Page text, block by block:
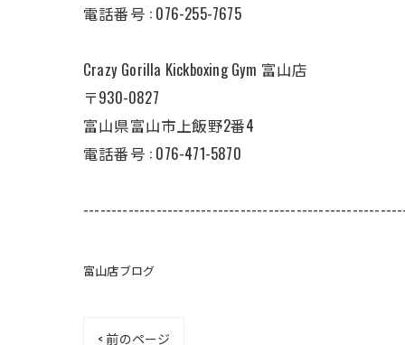
電話番号 : 076-255-7675
Crazy Gorilla Kickboxing Gym 富山店
〒930-0827
富山県富山市上飯野2番4
電話番号 : 076-471-5870
富山店ブログ
< 前のページ